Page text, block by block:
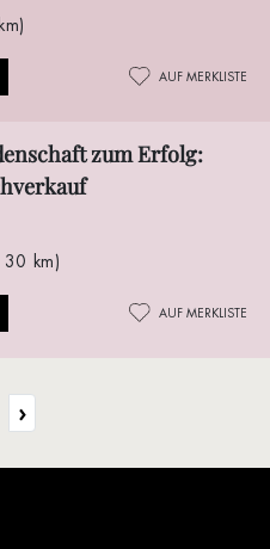
AUF MERKLISTE
zum Erfolg:
30 km)
AUF MERKLISTE
›